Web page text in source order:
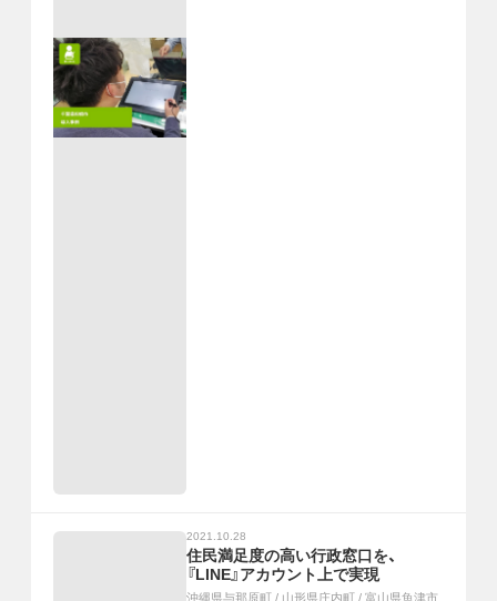
2021.10.28
住民満足度の高い行政窓口を、
『LINE』アカウント上で実現
沖縄県与那原町 / 山形県庄内町 / 富山県魚津市